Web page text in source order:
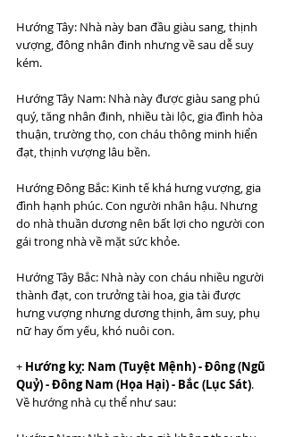
Hướng Tây: Nhà này ban đầu giàu sang, thịnh
vượng, đông nhân đinh nhưng về sau dễ suy
kém.
Hướng Tây Nam: Nhà này được giàu sang phú
quý, tăng nhân đinh, nhiều tài lộc, gia đình hòa
thuận, trường thọ, con cháu thông minh hiển
đạt, thịnh vượng lâu bền.
Hướng Đông Bắc: Kinh tế khá hưng vượng, gia
đình hạnh phúc. Con người nhân hậu. Nhưng
do nhà thuần dương nên bất lợi cho người con
gái trong nhà về mặt sức khỏe.
Hướng Tây Bắc: Nhà này con cháu nhiều người
thành đạt, con trưởng tài hoa, gia tài được
hưng vượng nhưng dương thịnh, âm suy, phụ
nữ hay ốm yếu, khó nuôi con.
+ Hướng kỵ: Nam (Tuyệt Mệnh) - Đông (Ngũ
Quỷ) - Đông Nam (Họa Hại) - Bắc (Lục Sát).
Về hướng nhà cụ thể như sau: